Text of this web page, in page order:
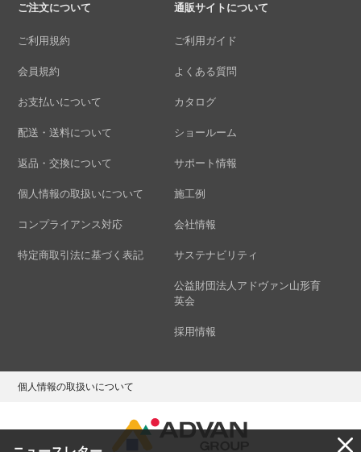
ご注文について
ご利用規約
会員規約
お支払いについて
配送・送料について
返品・交換について
個人情報の取扱いについて
コンプライアンス対応
特定商取引法に基づく表記
通販サイトについて
ご利用ガイド
よくある質問
カタログ
ショールーム
サポート情報
施工例
会社情報
サステナビリティ
公益財団法人アドヴァン山形育
英会
採用情報
個人情報の取扱いについて